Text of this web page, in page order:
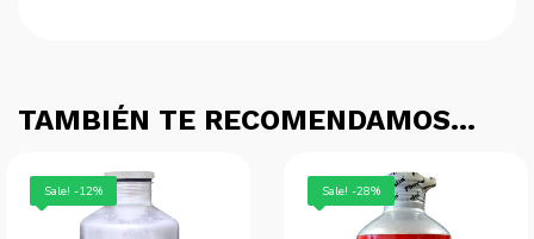
TAMBIÉN TE RECOMENDAMOS…
Sale! -12% Sale! -28%